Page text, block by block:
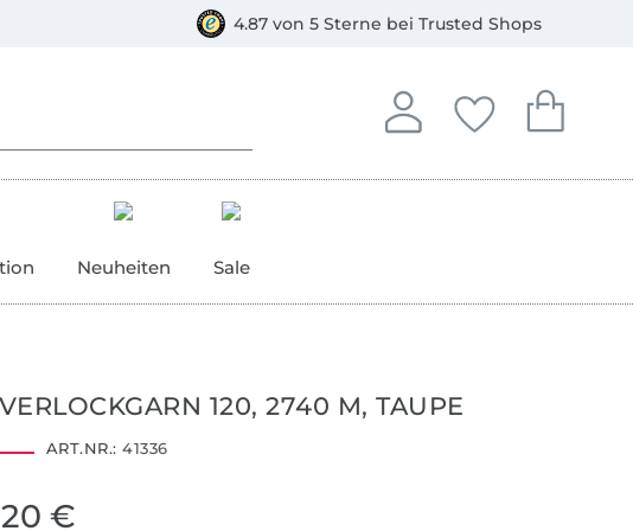
4.87 von 5 Sterne bei Trusted Shops
Anmelden
In deinem Konto
Deine
Du hast keine
Dein
Du hast
Neuheiten Sale
120, 2740 M, TAUPE
ART.NR.: 41336
€
Vorkasse